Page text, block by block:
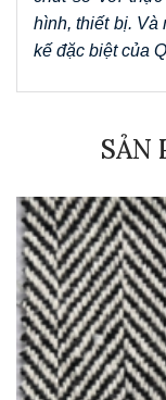
hình, thiết bị. Và
kế đặc biệt của
SẢN